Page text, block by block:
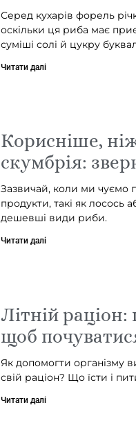
Серед кухарів форель
оскільки ця риба має
суміші солі й цукру
Читати далі
Корисніше,
скумбрія:
Зазвичай, коли ми чуємо
продукти, такі як лосось
дешевші види риби.
Читати далі
Літній раціон:
щоб
Як допомогти організму
свій раціон? Що їсти і
Читати далі